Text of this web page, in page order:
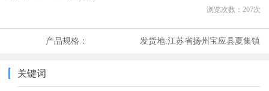
浏览次数： 207次
产品规格： 发货地:江苏省扬州宝应县夏集镇
关键词